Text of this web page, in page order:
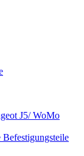
J5/ WoMo